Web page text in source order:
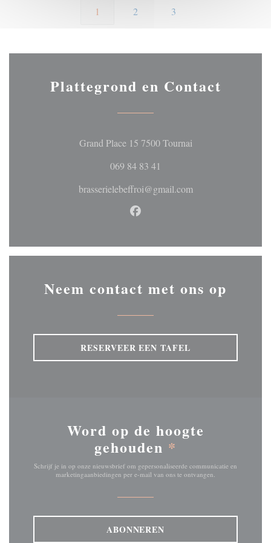
1 2 3
Plattegrond en Contact
Grand Place 15 7500 Tournai((opent in een
069 84 83 41
brasserielebeffroi@gmail.com
Facebook ((opent in een
Neem contact met ons op
RESERVEER EEN TAFEL
Word op de hoogte
gehouden *
Schrijf je in op onze nieuwsbrief om gepersonaliseerde communicatie en
marketingaanbiedingen per e-mail van ons te ontvangen.
ABONNEREN